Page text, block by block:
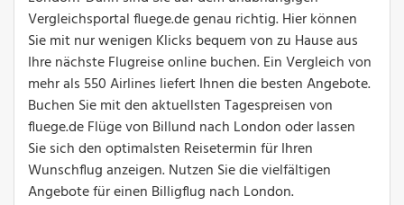
Vergleichsportal fluege.de genau richtig. Hier können
Sie mit nur wenigen Klicks bequem von zu Hause aus
Ihre nächste Flugreise online buchen. Ein Vergleich von
mehr als 550 Airlines liefert Ihnen die besten Angebote.
Buchen Sie mit den aktuellsten Tagespreisen von
fluege.de Flüge von Billund nach London oder lassen
Sie sich den optimalsten Reisetermin für Ihren
Wunschflug anzeigen. Nutzen Sie die vielfältigen
Angebote für einen Billigflug nach London.